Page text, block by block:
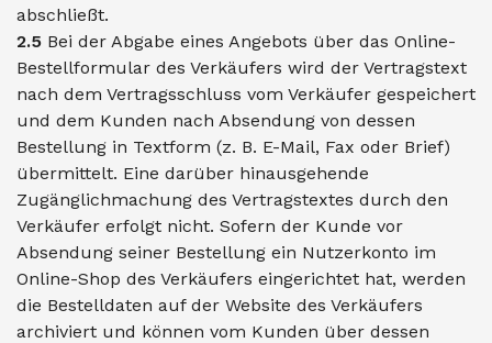
abschließt.
2.5 Bei der Abgabe eines Angebots über das Online-
Bestellformular des Verkäufers wird der Vertragstext
nach dem Vertragsschluss vom Verkäufer gespeichert
und dem Kunden nach Absendung von dessen
Bestellung in Textform (z. B. E-Mail, Fax oder Brief)
übermittelt. Eine darüber hinausgehende
Zugänglichmachung des Vertragstextes durch den
Verkäufer erfolgt nicht. Sofern der Kunde vor
Absendung seiner Bestellung ein Nutzerkonto im
Online-Shop des Verkäufers eingerichtet hat, werden
die Bestelldaten auf der Website des Verkäufers
archiviert und können vom Kunden über dessen